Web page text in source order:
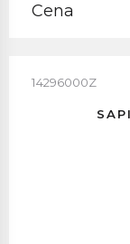
Cena
14296000Z